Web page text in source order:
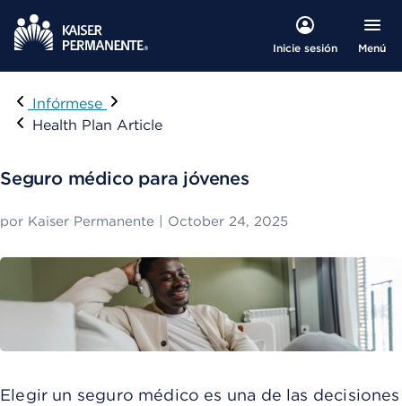
Inicie sesión Menú
Visitar
Infórmese
Health Plan Article
Seguro médico para jóvenes
por Kaiser Permanente October 24, 2025
Elegir un seguro médico es una de las decisiones